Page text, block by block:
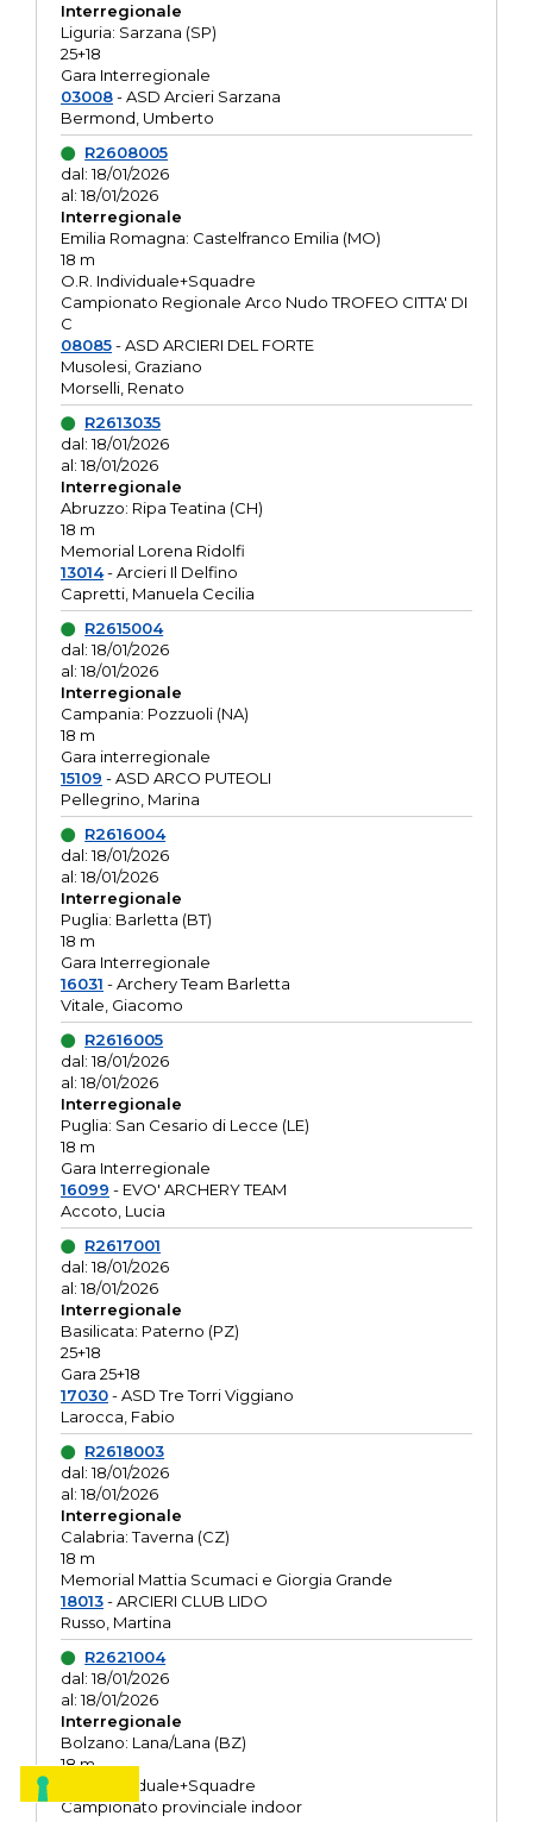
Interregionale
Liguria: Sarzana (SP)
25+18
Gara Interregionale
03008- ASD Arcieri Sarzana
Bermond, Umberto
R2608005
dal: 18/01/2026
al: 18/01/2026
Interregionale
Emilia Romagna: Castelfranco Emilia (MO)
18 m
O.R. Individuale+Squadre
Campionato Regionale Arco Nudo TROFEO CITTA' DI
C
08085- ASD ARCIERI DEL FORTE
Musolesi, Graziano
Morselli, Renato
R2613035
dal: 18/01/2026
al: 18/01/2026
Interregionale
Abruzzo: Ripa Teatina (CH)
18 m
Memorial Lorena Ridolfi
13014- Arcieri Il Delfino
Capretti, Manuela Cecilia
R2615004
dal: 18/01/2026
al: 18/01/2026
Interregionale
Campania: Pozzuoli (NA)
18 m
Gara interregionale
15109 - ASD ARCO PUTEOLI
Pellegrino, Marina
R2616004
dal: 18/01/2026
al: 18/01/2026
Interregionale
Puglia: Barletta (BT)
18 m
Gara Interregionale
16031 - Archery Team Barletta
Vitale, Giacomo
R2616005
dal: 18/01/2026
al: 18/01/2026
Interregionale
Puglia: San Cesario di Lecce (LE)
18 m
Gara Interregionale
16099 - EVO' ARCHERY TEAM
Accoto, Lucia
R2617001
dal: 18/01/2026
al: 18/01/2026
Interregionale
Basilicata: Paterno (PZ)
25+18
Gara 25+18
17030- ASD Tre Torri Viggiano
Larocca, Fabio
R2618003
dal: 18/01/2026
al: 18/01/2026
Interregionale
Calabria: Taverna (CZ)
18 m
Memorial Mattia Scumaci e Giorgia Grande
18013- ARCIERI CLUB LIDO
Russo, Martina
R2621004
dal: 18/01/2026
al: 18/01/2026
Interregionale
Bolzano: Lana/Lana (BZ)
18 m
O.R. Individuale+Squadre
Campionato provinciale indoor